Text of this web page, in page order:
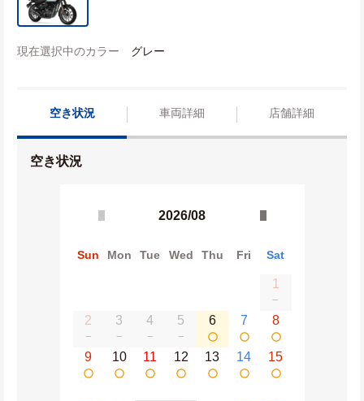
現在選択中のカラー グレー
空き状況 車両詳細 店舗詳細
空き状況
2026/08
Sun Mon Tue Wed Thu Fri Sat
1
−
2
−
3
−
4
−
5
−
6 7 8
9 10 11 12 13 14 15